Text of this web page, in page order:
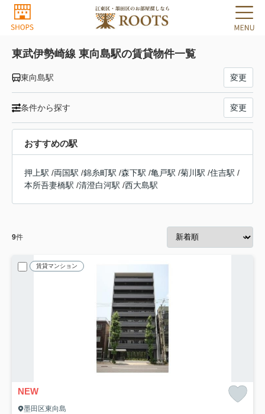
東武伊勢崎線 東向島駅の賃貸物件一覧
東向島駅 変更
条件から探す 変更
おすすめの駅
押上駅 /両国駅 /錦糸町駅 /森下駅 /亀戸駅 /菊川駅 /住吉駅 /
本所吾妻橋駅 /清澄白河駅 /西大島駅
9件
賃貸マンション
NEW
墨田区東向島